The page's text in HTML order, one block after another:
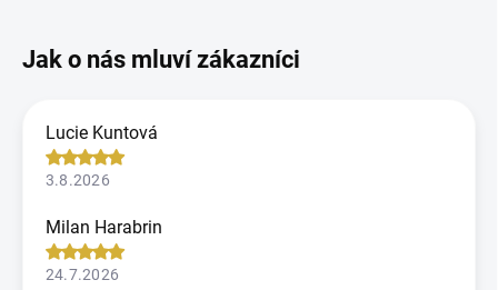
Lucie Kuntová
3.8.2026
Milan Harabrin
24.7.2026